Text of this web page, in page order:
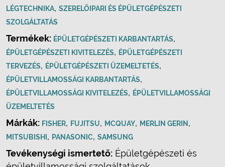
LÉGTECHNIKA, SZERELŐIPARI ÉS ÉPÜLETGÉPÉSZETI
SZOLGÁLTATÁS
Termékek: ÉPÜLETGÉPÉSZETI KARBANTARTÁS,
ÉPÜLETGÉPÉSZETI KIVITELEZÉS, ÉPÜLETGÉPÉSZETI
TERVEZÉS, ÉPÜLETGÉPÉSZETI ÜZEMELTETÉS,
ÉPÜLETVILLAMOSSÁGI KARBANTARTÁS,
ÉPÜLETVILLAMOSSÁGI KIVITELEZÉS, ÉPÜLETVILLAMOSSÁGI
ÜZEMELTETÉS
Márkák: FISHER, FUJITSU, MCQUAY, MERLIN GERIN ,
MITSUBISHI , PANASONIC, SAMSUNG
Tevékenységi ismertető: Épületgépészeti és